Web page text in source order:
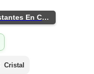
Barra Desayunador Con Estantes En Chapa
Cristal